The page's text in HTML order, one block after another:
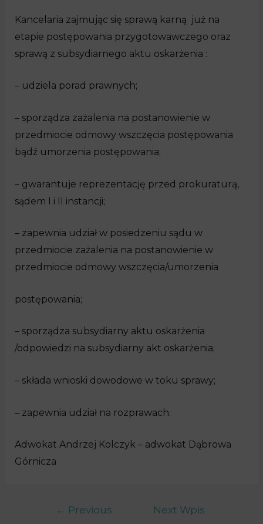
Kancelaria zajmując się sprawą karną już na
etapie postępowania przygotowawczego oraz
sprawą z subsydiarnego aktu oskarżenia :
– udziela porad prawnych;
– sporządza zażalenia na postanowienie w
przedmiocie odmowy wszczęcia postępowania
bądź umorzenia postępowania;
– gwarantuje reprezentację przed prokuraturą,
sądem I i II instancji;
– zapewnia udział w posiedzeniu sądu w
przedmiocie zażalenia na postanowienie w
przedmiocie odmowy wszczęcia/umorzenia
postępowania;
– sporządza subsydiarny aktu oskarżenia
/odpowiedzi na subsydiarny akt oskarżenia;
– składa wnioski dowodowe w toku sprawy;
– zapewnia udział na rozprawach.
Adwokat Andrzej Kolczyk – adwokat Dąbrowa
Górnicza
← Previous
Next Wpis